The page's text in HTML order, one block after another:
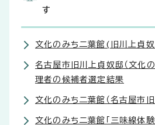
す
文化のみち二葉館(旧川上貞
名古屋市旧川上貞奴邸（文化
理者の候補者選定結果
文化のみち二葉館（名古屋市旧
文化のみち二葉館「三味線体